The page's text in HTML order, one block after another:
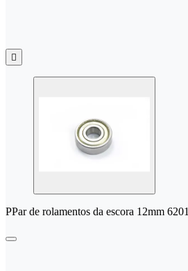

PPar de rolamentos da escora 12mm